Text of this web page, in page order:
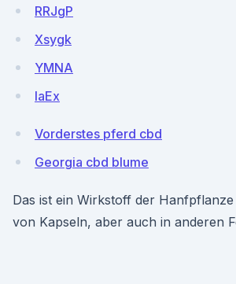
RRJgP
Xsygk
YMNA
laEx
Vorderstes pferd cbd
Georgia cbd blume
Das ist ein Wirkstoff der
von Kapseln, aber auch in anderen